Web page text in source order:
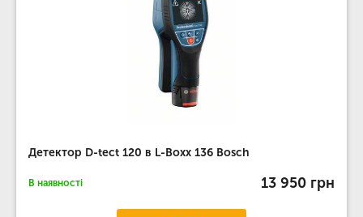
Детектор D-tect 120 в L-Boxx 136 Bosch
В наявності 13 950 грн